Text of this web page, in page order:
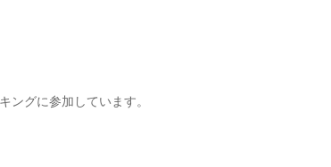
ングに参加しています。